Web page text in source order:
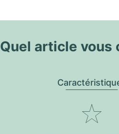
Quel article vous